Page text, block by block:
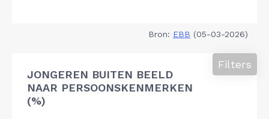
Bron: EBB (05-03-2026)
JONGEREN BUITEN BEELD
NAAR PERSOONSKENMERKEN
(%)
Filters